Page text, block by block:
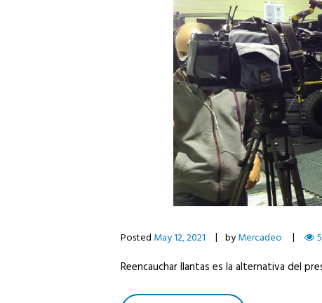
Posted May 12, 2021 byMercadeo
Reencauchar llantas es la alternativa del